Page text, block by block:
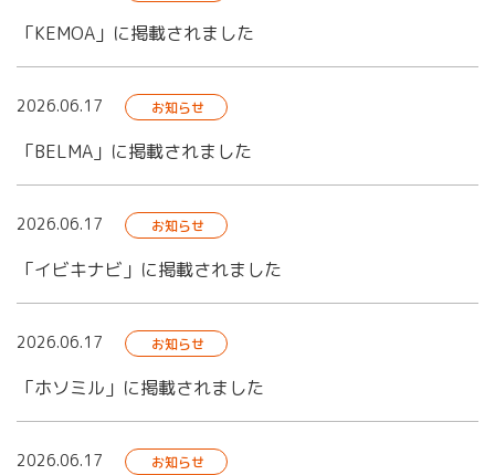
「KEMOA」に掲載されました
2026.06.17 お知らせ
「BELMA」に掲載されました
2026.06.17 お知らせ
「イビキナビ」に掲載されました
2026.06.17 お知らせ
「ホソミル」に掲載されました
2026.06.17 お知らせ